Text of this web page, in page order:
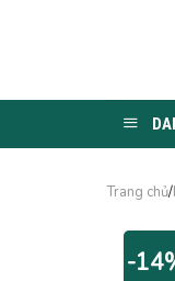
Trang chủ/
-